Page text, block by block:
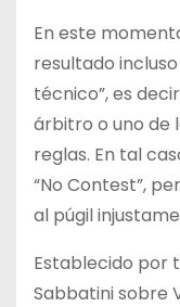
En este
resultado
técnico”, es
árbitro o uno de
reglas. En tal
“No Contest”,
al púgil
Establecido por
Sabbatini sobre